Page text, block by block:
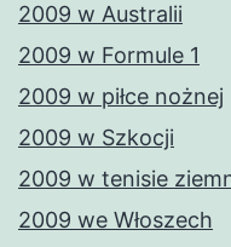
2009 w Australii
2009 w Formule 1
2009 w piłce nożnej
2009 w Szkocji
2009 w tenisie
2009 we Włoszech